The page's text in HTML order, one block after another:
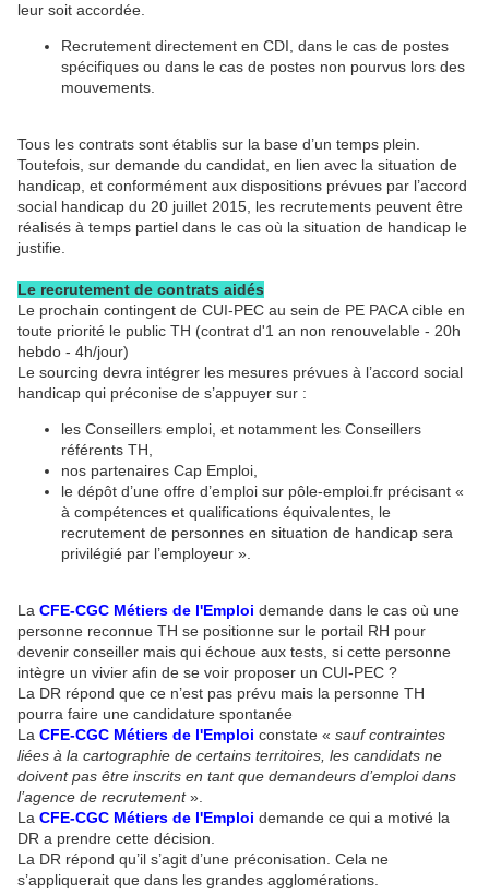
leur soit accordée.
Recrutement directement en CDI, dans le cas de postes
spécifiques ou dans le cas de postes non pourvus lors des
mouvements.
Tous les contrats sont établis sur la base d’un temps plein.
Toutefois, sur demande du candidat, en lien avec la situation de
handicap, et conformément aux dispositions prévues par l’accord
social handicap du 20 juillet 2015, les recrutements peuvent être
réalisés à temps partiel dans le cas où la situation de handicap le
justifie.
Le recrutement de contrats aidés
Le prochain contingent de CUI-PEC au sein de PE PACA cible en
toute priorité le public TH (contrat d'1 an non renouvelable - 20h
hebdo - 4h/jour)
Le sourcing devra intégrer les mesures prévues à l’accord social
handicap qui préconise de s’appuyer sur :
les Conseillers emploi, et notamment les Conseillers
référents TH,
nos partenaires Cap Emploi,
le dépôt d’une offre d’emploi sur pôle-emploi.fr précisant «
à compétences et qualifications équivalentes, le
recrutement de personnes en situation de handicap sera
privilégié par l’employeur ».
La CFE-CGC Métiers de l'Emploi demande dans le cas où une
personne reconnue TH se positionne sur le portail RH pour
devenir conseiller mais qui échoue aux tests, si cette personne
intègre un vivier afin de se voir proposer un CUI-PEC ?
La DR répond que ce n’est pas prévu mais la personne TH
pourra faire une candidature spontanée
La CFE-CGC Métiers de l'Emploi constate « sauf contraintes
liées à la cartographie de certains territoires, les candidats ne
doivent pas être inscrits en tant que demandeurs d’emploi dans
l’agence de recrutement».
La CFE-CGC Métiers de l'Emploi demande ce qui a motivé la
DR a prendre cette décision.
La DR répond qu’il s’agit d’une préconisation. Cela ne
s’appliquerait que dans les grandes agglomérations.